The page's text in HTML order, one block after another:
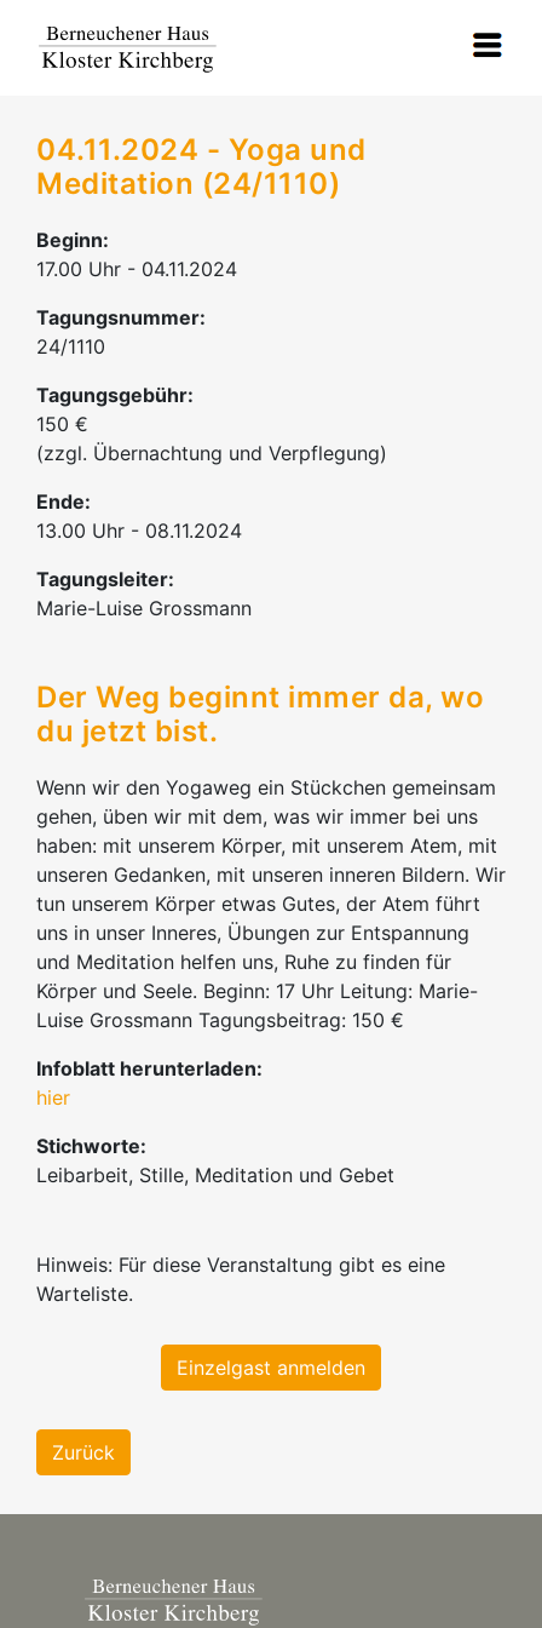
04.11.2024 - Yoga und
Meditation (24/1110)
Beginn:
17.00 Uhr - 04.11.2024
Tagungsnummer:
24/1110
Tagungsgebühr:
150 €
(zzgl. Übernachtung und Verpflegung)
Ende:
13.00 Uhr - 08.11.2024
Tagungsleiter:
Marie-Luise Grossmann
Der Weg beginnt immer da, wo
du jetzt bist.
Wenn wir den Yogaweg ein Stückchen gemeinsam
gehen, üben wir mit dem, was wir immer bei uns
haben: mit unserem Körper, mit unserem Atem, mit
unseren Gedanken, mit unseren inneren Bildern. Wir
tun unserem Körper etwas Gutes, der Atem führt
uns in unser Inneres, Übungen zur Entspannung
und Meditation helfen uns, Ruhe zu finden für
Körper und Seele. Beginn: 17 Uhr Leitung: Marie-
Luise Grossmann Tagungsbeitrag: 150 €
Infoblatt herunterladen:
hier
Stichworte:
Leibarbeit, Stille, Meditation und Gebet
Hinweis: Für diese Veranstaltung gibt es eine
Warteliste.
Einzelgast anmelden
Zurück